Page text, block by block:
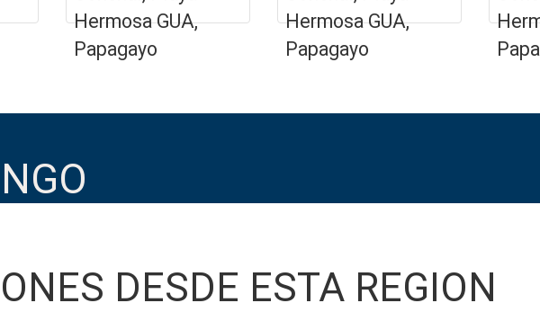
Hermosa GUA,
Papagayo
Hermosa GUA,
Papagayo
DESDE ESTA REGION